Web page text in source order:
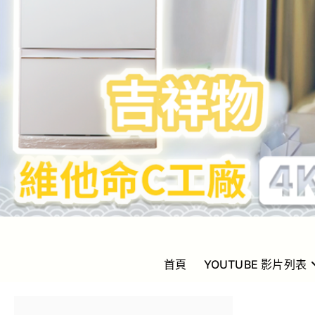
Golden Yeung
首頁 YOUTUBE 影片列表